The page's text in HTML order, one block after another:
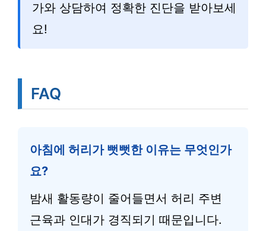
가와 상담하여 정확한 진단을 받아보세
요!
FAQ
아침에 허리가 뻣뻣한 이유는 무엇인가
요?
밤새 활동량이 줄어들면서 허리 주변
근육과 인대가 경직되기 때문입니다.